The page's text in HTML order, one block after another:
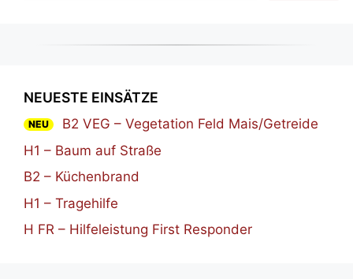
NEUESTE EINSÄTZE
NEU
B2 VEG – Vegetation Feld Mais/Getreide
H1 – Baum auf Straße
B2 – Küchenbrand
H1 – Tragehilfe
H FR – Hilfeleistung First Responder